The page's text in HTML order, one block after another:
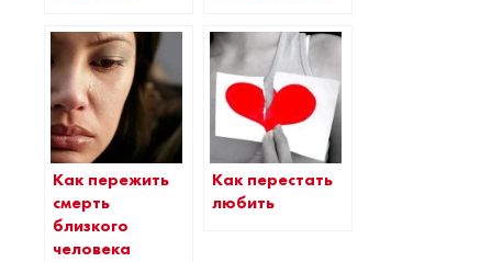
Как пережить
смерть
близкого
человека
Как перестать
любить